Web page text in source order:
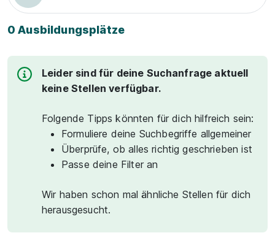
0 Ausbildungsplätze
Leider sind für deine Suchanfrage aktuell
keine Stellen verfügbar.
Folgende Tipps könnten für dich hilfreich sein:
Formuliere deine Suchbegriffe allgemeiner
Überprüfe, ob alles richtig geschrieben ist
Passe deine Filter an
Wir haben schon mal ähnliche Stellen für dich
herausgesucht.